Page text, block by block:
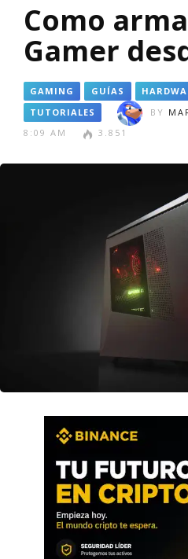
Como
Gamer
GAMING GUÍAS
TUTORIALES
BY
8:09 AM
3.851